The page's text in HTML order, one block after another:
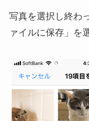
写真を選択し終わ
ァイルに保存」を